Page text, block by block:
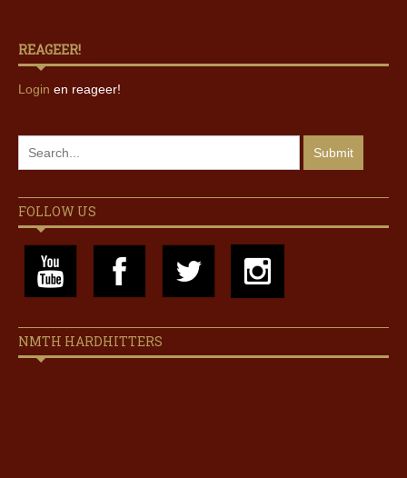
REAGEER!
Login en reageer!
FOLLOW US
NMTH HARDHITTERS